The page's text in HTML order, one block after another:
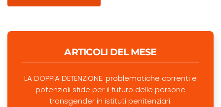
ARTICOLI DEL MESE
LA DOPPIA DETENZIONE: problematiche correnti e
potenziali sfide per il futuro delle persone
transgender in istituti penitenziari.